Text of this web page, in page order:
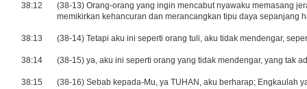
38:12
(38-13) Orang-orang yang ingin mencabut nyawaku memasang
memikirkan kehancuran dan merancangkan tipu daya sepanjang
38:13 (38-14) Tetapi aku ini seperti orang tuli, aku tidak mendengar,
38:14 (38-15) ya, aku ini seperti orang yang tidak mendengar, yang tak
38:15 (38-16) Sebab kepada-Mu, ya TUHAN, aku berharap; Engkaulah